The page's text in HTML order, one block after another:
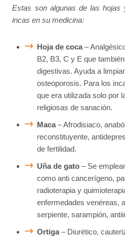
Estas son algunas de las hojas
incas en su medicina:
Hoja de coca–
B2, B3, C y E que
digestivas. Ayuda a
osteoporosis. Para los
que era utilizada solo por
religiosas de sanación.
Maca– Afrodisiaco,
reconstituyente,
de fertilidad.
Uña de gato– Se
como anti cancerígeno,
radioterapia y
enfermedades venéreas,
serpiente, sarampión,
Ortiga– Diurético,